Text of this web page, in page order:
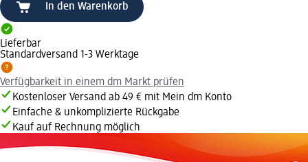
In den Warenkorb
Lieferbar
Standardversand 1-3 Werktage
Verfügbarkeit in einem dm Markt prüfen
Kostenloser Versand ab 49 € mit Mein dm Konto
Einfache & unkomplizierte Rückgabe
Kauf auf Rechnung möglich